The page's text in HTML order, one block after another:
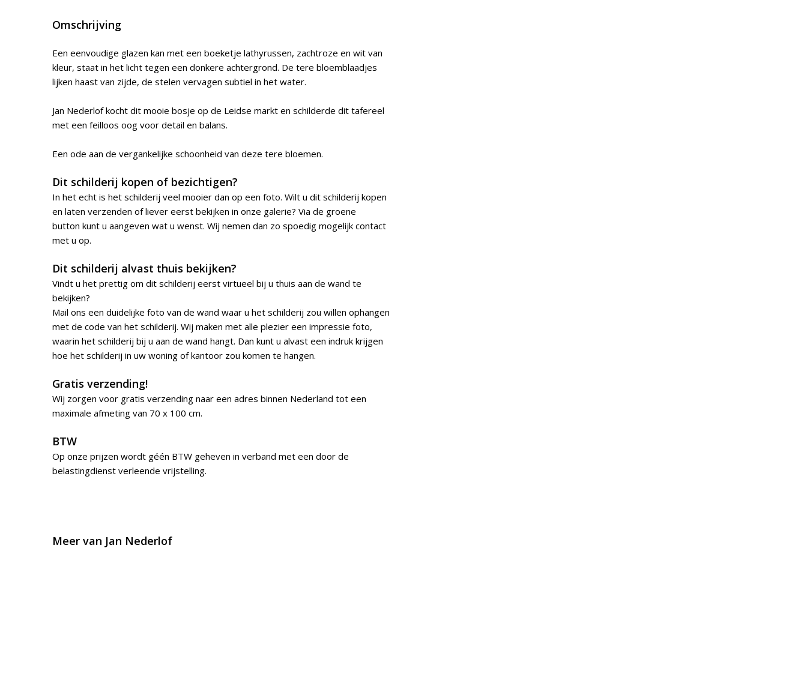
Omschrijving
Een eenvoudige glazen kan met een boeketje lathyrussen, zachtroze en wit van
kleur, staat in het licht tegen een donkere achtergrond. De tere bloemblaadjes
lijken haast van zijde, de stelen vervagen subtiel in het water.
Jan Nederlof kocht dit mooie bosje op de Leidse markt en schilderde dit tafereel
met een feilloos oog voor detail en balans.
Een ode aan de vergankelijke schoonheid van deze tere bloemen.
Dit schilderij kopen of bezichtigen?
In het echt is het schilderij veel mooier dan op een foto. Wilt u dit schilderij kopen
en laten verzenden of liever eerst bekijken in onze galerie? Via de groene
button kunt u aangeven wat u wenst. Wij nemen dan zo spoedig mogelijk contact
met u op.
Dit schilderij alvast thuis bekijken?
Vindt u het prettig om dit schilderij eerst virtueel bij u thuis aan de wand te
bekijken?
Mail ons een duidelijke foto van de wand waar u het schilderij zou willen ophangen
met de code van het schilderij. Wij maken met alle plezier een impressie foto,
waarin het schilderij bij u aan de wand hangt. Dan kunt u alvast een indruk krijgen
hoe het schilderij in uw woning of kantoor zou komen te hangen.
Gratis verzending!
Wij zorgen voor gratis verzending naar een adres binnen Nederland tot een
maximale afmeting van 70 x 100 cm.
BTW
Op onze prijzen wordt géén BTW geheven in verband met een door de
belastingdienst verleende vrijstelling.
Meer van Jan Nederlof